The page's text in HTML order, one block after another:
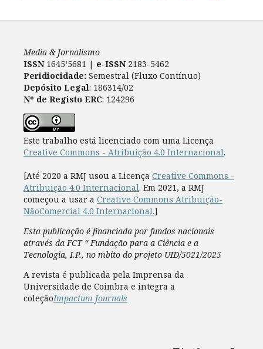
Media & Jornalismo
ISSN 1645‘5681 | e-ISSN2183-5462
Peridiocidade: Semestral (Fluxo Contínuo)
Depósito Legal: 186314/02
Nº de Registo ERC: 124296
Este trabalho está licenciado com uma Licença
Creative Commons - Atribuição 4.0 Internacional.
[Até 2020 a RMJ usou a Licença Creative Commons -
Atribuição 4.0 Internacional. Em 2021, a RMJ
começou a usar a Creative Commons Atribuição-
NãoComercial 4.0 Internacional.]
Esta publicação é financiada por fundos nacionais
através da FCT “ Fundação para a Ciência e a
Tecnologia, I.P., no mbito do projeto UID/5021/2025
A revista é publicada pela Imprensa da
Universidade de Coimbra e integra a
coleçãoImpactum Journals